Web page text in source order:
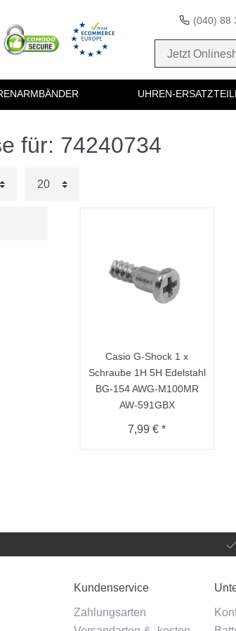
(040) 88
UHREN-
für: 74240734
Casio G-Shock 1 x
Schraube 1H 5H Edelstahl
BG-154 AWG-M100MR
AW-591GBX
7,99 € *
Kundenservice
Zahlungsarten